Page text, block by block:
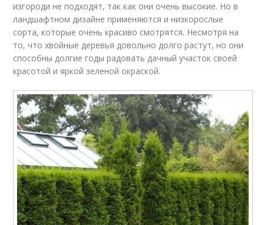
изгороди не подходят, так как они очень высокие. Но в
ландшафтном дизайне применяются и низкорослые
сорта, которые очень красиво смотрятся. Несмотря на
то, что хвойные деревья довольно долго растут, но они
способны долгие годы радовать дачный участок своей
красотой и яркой зеленой окраской.